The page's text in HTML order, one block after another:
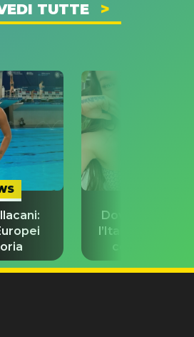
TUTTE
Dove Cameron
l’Italia prima
con Damiano